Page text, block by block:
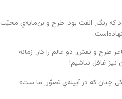
که رنگ ِ الفت بود. طرح و بن‌مایه‌یِ محبّت
طرح و نقش ِ دو عالَم را کار ِ زمانه
نیز غافل نباشیم!
چنان که در آیینه‌یِ تصوّر ِ ما ست»